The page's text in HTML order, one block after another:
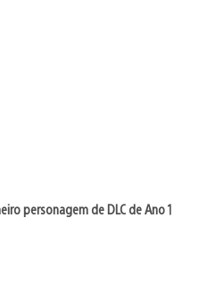
personagem de DLC de Ano 1